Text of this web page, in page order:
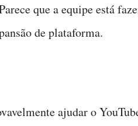
que a equipe está
de plataforma.
ajudar o